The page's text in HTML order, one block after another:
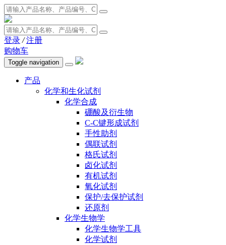
登录 / 注册
购物车
Toggle navigation
产品
化学和生化试剂
化学合成
硼酸及衍生物
C-C键形成试剂
手性助剂
偶联试剂
格氏试剂
卤化试剂
有机试剂
氧化试剂
保护/去保护试剂
还原剂
化学生物学
化学生物学工具
化学试剂